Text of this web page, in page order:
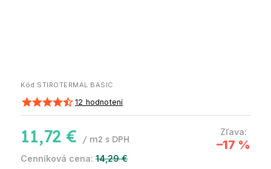
Kód:STIROTERMAL BASIC
12 hodnotení
14,29 €
–17 %
11,72 € / m2